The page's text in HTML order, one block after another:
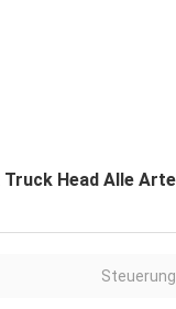
Head Alle